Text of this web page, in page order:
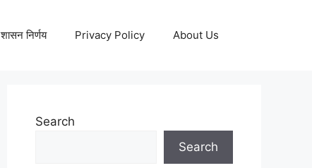
शासन निर्णय Privacy Policy About Us
Search
Search